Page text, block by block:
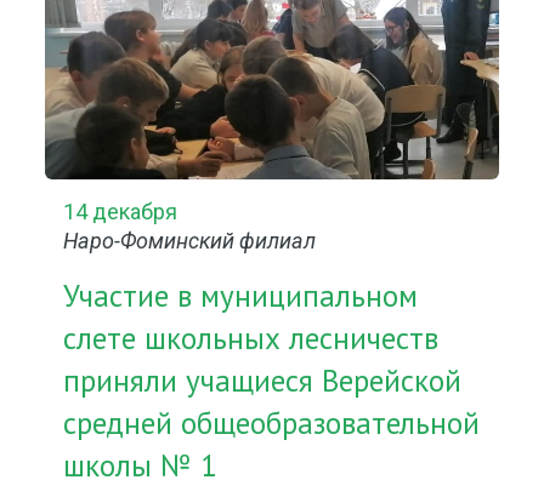
14 декабря
Наро-Фоминский филиал
Участие в муниципальном
слете школьных лесничеств
приняли учащиеся Верейской
средней общеобразовательной
школы № 1